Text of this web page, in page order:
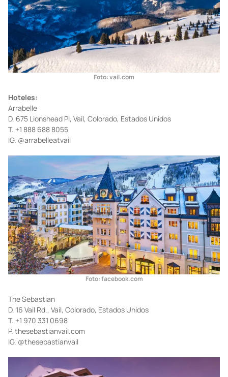
Foto: vail.com
Hoteles:
Arrabelle
D. 675 Lionshead Pl, Vail, Colorado, Estados Unidos
T. +1 888 688 8055
IG. @arrabelleatvail
Foto: facebook.com
The Sebastian
D. 16 Vail Rd., Vail, Colorado, Estados Unidos
T. +1 970 331 0698
P. thesebastianvail.com
IG. @thesebastianvail